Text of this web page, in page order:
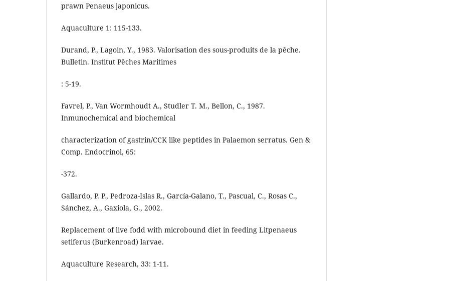
prawn Penaeus japonicus.
Aquaculture 1: 115-133.
Durand, P., Lagoin, Y., 1983. Valorisation des sous-produits de la pêche.
Bulletin. Institut Pêches Maritimes
: 5-19.
Favrel, P., Van Wormhoudt A., Studler T. M., Bellon, C., 1987.
Inmunochemical and biochemical
characterization of gastrin/CCK like peptides in Palaemon serratus. Gen &
Comp. Endocrinol, 65:
-372.
Gallardo, P. P., Pedroza-Islas R., García-Galano, T., Pascual, C., Rosas C.,
Sánchez, A., Gaxiola, G., 2002.
Replacement of live fodd with microbound diet in feeding Litpenaeus
setiferus (Burkenroad) larvae.
Aquaculture Research, 33: 1-11.